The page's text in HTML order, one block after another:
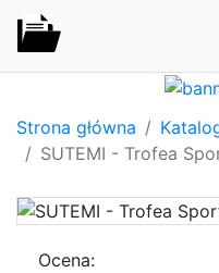
Strona główna
SUTEMI - Trofea
Ocena: